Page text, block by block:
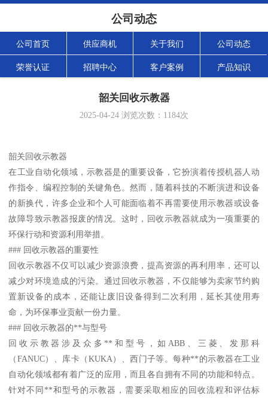
公司动态
公司首页 供应商机 关于我们 公司动态
荣誉认证 招聘中心 客户案例 产品知识
韶关回收示教器
2025-04-24 浏览次数： 1184次
韶关回收示教器
在工业自动化领域，示教器是的重要设备，它扮演着传授机器人动
作指令、编程控制的关键角色。然而，随着科技的不断演进和设备
的新换代，许多企业和个人可能面临着不再需要使用示教器或设备
故障导致示教器报废的情况。这时，回收示教器就成为一项重要的
环保行动和资源利用举措。
### 回收示教器的重要性
回收示教器不仅可以减少资源浪费，提高资源的再利用率，还可以
减少对环境造成的污染。通过回收示教器，不仅能够为卖家节约购
置新设备的成本，还能让废旧设备得到二次利用，延长其使用寿
命，为环保事业贡献一份力量。
### 回收示教器的**与型号
回收示教器涉及众多**和型号，如ABB、三菱、发那科
（FANUC）、库卡（KUKA）、西门子等。每种**的示教器在工业
自动化领域都有着广泛的应用，而且各自拥有不同的功能和特点。
针对不同**和型号的示教器，需要采取相应的回收流程和评估标